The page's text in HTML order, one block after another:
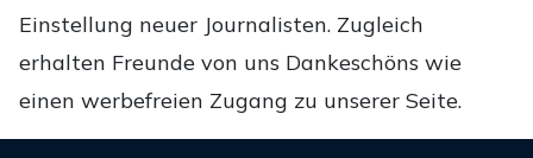
Einstellung neuer Journalisten. Zugleich
erhalten Freunde von uns Dankeschöns wie
einen werbefreien Zugang zu unserer Seite.